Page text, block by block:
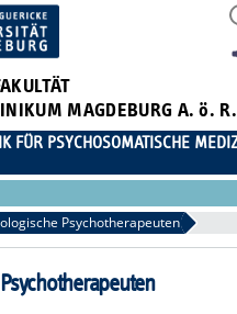
MAGDEBURG A. ö. R.
FÜR PSYCHOSOMATISCHE
Psychotherapeuten